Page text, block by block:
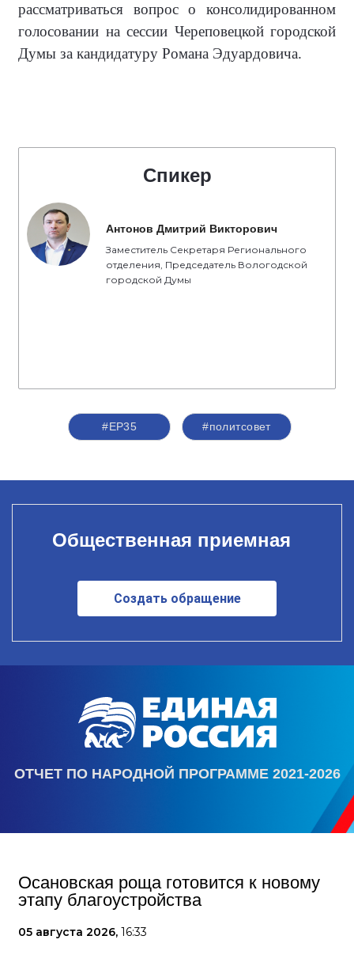
рассматриваться вопрос о консолидированном
голосовании на сессии Череповецкой городской
Думы за кандидатуру Романа Эдуардовича.
Спикер
Антонов Дмитрий Викторович
Заместитель Секретаря Регионального
отделения, Председатель Вологодской
городской Думы
#ЕР35 #политсовет
Общественная приемная
Создать обращение
ОТЧЕТ ПО НАРОДНОЙ ПРОГРАММЕ 2021-2026
Осановская роща готовится к новому
этапу благоустройства
05 августа 2026, 16:33